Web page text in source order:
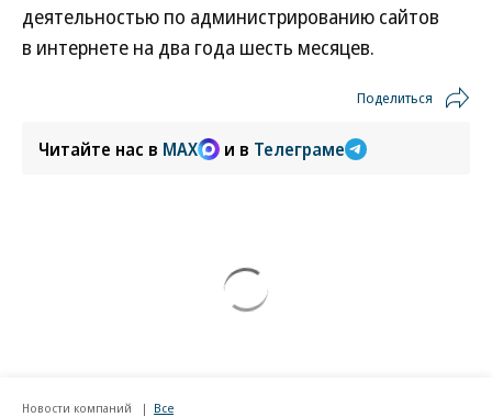
деятельностью по администрированию сайтов
в интернете на два года шесть месяцев.
Поделиться
Читайте нас в MAX и в Телеграме
Новости компаний Все